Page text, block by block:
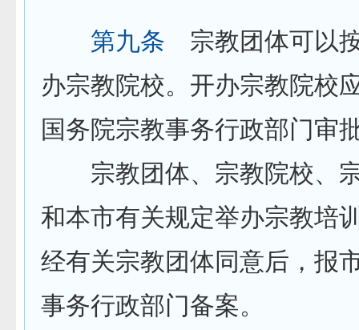
第九条 宗教团体可以
办宗教院校。开办宗教院校
国务院宗教事务行政部门审
宗教团体、宗教院校、宗
和本市有关规定举办宗教培
经有关宗教团体同意后，报
事务行政部门备案。